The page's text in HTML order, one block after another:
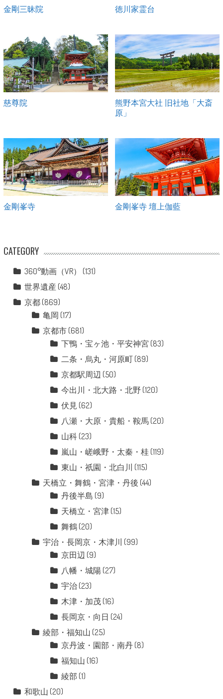
金剛三昧院 徳川家霊台
慈尊院
熊野本宮大社 旧社地「大斎
原」
金剛峯寺 金剛峯寺 壇上伽藍
CATEGORY
360°動画（VR）
(131)
世界遺産 (48)
京都(869)
亀岡 (17)
京都市(681)
下鴨・宝ヶ池・平安神宮 (83)
二条・烏丸・河原町(89)
京都駅周辺 (50)
今出川・北大路・北野 (120)
伏見 (62)
八瀬・大原・貴船・鞍馬(20)
山科(23)
嵐山・嵯峨野・太秦・桂 (119)
東山・祇園・北白川 (115)
天橋立・舞鶴・宮津・丹後 (44)
丹後半島 (9)
天橋立・宮津(15)
舞鶴(20)
宇治・長岡京・木津川 (99)
京田辺 (9)
八幡・城陽 (27)
宇治(23)
木津・加茂(16)
長岡京・向日 (24)
綾部・福知山 (25)
京丹波・園部・南丹(8)
福知山 (16)
綾部 (1)
和歌山 (20)